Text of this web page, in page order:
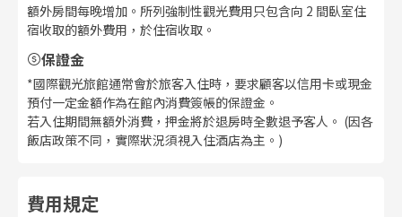
額外房間每晚增加。所列強制性觀光費用只包含向 2 間臥室住
宿收取的額外費用，於住宿收取。
保證金
*國際觀光旅館通常會於旅客入住時，要求顧客以信用卡或現金
預付一定金額作為在館內消費簽帳的保證金。
若入住期間無額外消費，押金將於退房時全數退予客人。 (因各
飯店政策不同，實際狀況須視入住酒店為主。)
費用規定